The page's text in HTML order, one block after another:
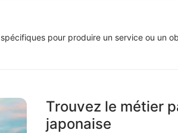
pour produire un service ou un
Trouvez le métier
japonaise